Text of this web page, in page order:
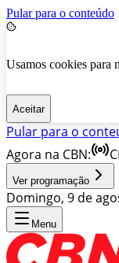
Pular para o conteúdo
Usamos cookies para
Aceitar
Pular para o
Agora na CBN:
Ver programação
Domingo, 9 de
Menu